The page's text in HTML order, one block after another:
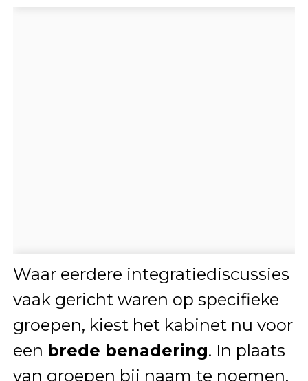
Waar eerdere integratiediscussies
vaak gericht waren op specifieke
groepen, kiest het kabinet nu voor
een brede benadering. In plaats
van groepen bij naam te noemen,